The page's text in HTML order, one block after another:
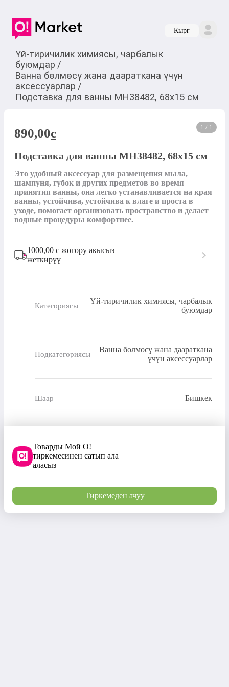
Кырг
Үй-тиричилик химиясы, чарбалык
буюмдар /
Ванна бөлмөсү жана даараткана үчүн
аксессуарлар /
Подставка для ванны MH38482, 68х15 см
1 / 1
890,00c
Подставка для ванны MH38482, 68х15 см
Это удобный аксессуар для размещения мыла,
шампуня, губок и других предметов во время
принятия ванны, она легко устанавливается на края
ванны, устойчива, устойчива к влаге и проста в
уходе, помогает организовать пространство и делает
водные процедуры комфортнее.
1000,00 с жогору акысыз
жеткирүү
Категориясы
Үй-тиричилик химиясы, чарбалык
буюмдар
Подкатегориясы
Ванна бөлмөсү жана даараткана
үчүн аксессуарлар
Шаар Бишкек
Товарды Мой О!
тиркемесинен сатып ала
аласыз
Тиркемеден ачуу